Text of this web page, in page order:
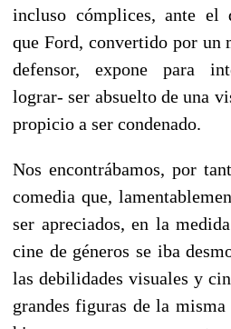
incluso cómplices, ante el
que Ford, convertido por un
defensor, expone para
lograr- ser absuelto de una
propicio a ser condenado.
Nos encontrábamos, por
comedia que,
ser apreciados, en la
cine de géneros se iba
las debilidades visuales y
grandes figuras de la